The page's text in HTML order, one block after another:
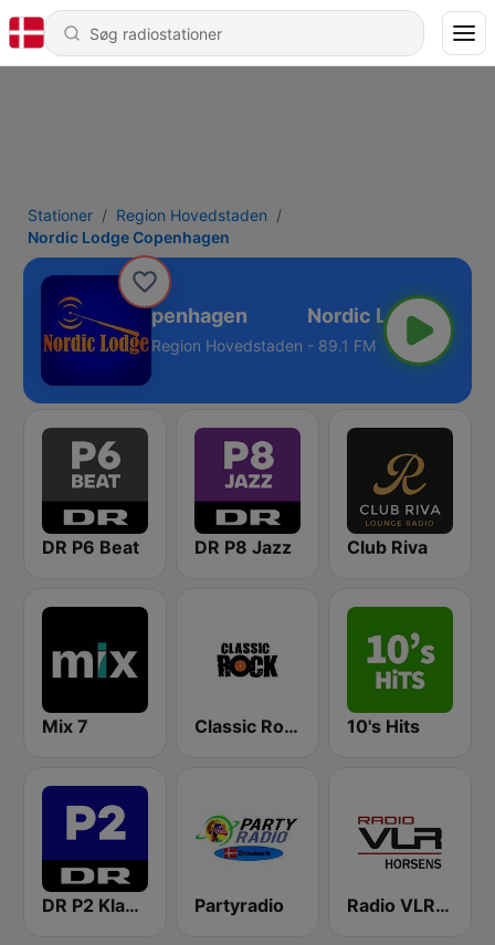
Stationer
Region Hovedstaden
Nordic Lodge Copenhagen
Lodge Copenhagen
Region Hovedstaden - 89.1 FM
DR P6 Beat DR P8 Jazz Club Riva
Mix 7 Classic Rock 10's Hits
DR P2 Klassisk Partyradio Radio VLR Horsens